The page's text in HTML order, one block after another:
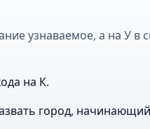
узнаваемое, а на У в
на К.
город,